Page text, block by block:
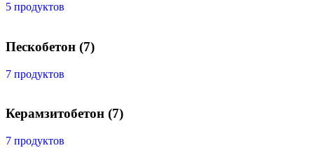
5 продуктов
Пескобетон (7)
7 продуктов
Керамзитобетон (7)
7 продуктов